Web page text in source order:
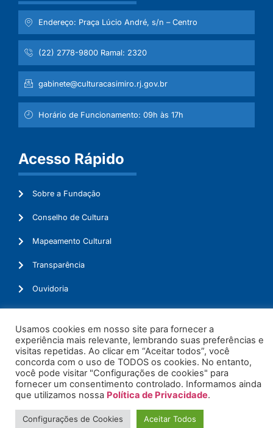
Endereço: Praça Lúcio André, s/n – Centro
(22) 2778-9800 Ramal: 2320
gabinete@culturacasimiro.rj.gov.br
Horário de Funcionamento: 09h às 17h
Acesso Rápido
Sobre a Fundação
Conselho de Cultura
Mapeamento Cultural
Transparência
Ouvidoria
© 2026. Todos os Direitos Reservados.
Usamos cookies em nosso site para fornecer a
experiência mais relevante, lembrando suas preferências e
visitas repetidas. Ao clicar em “Aceitar todos”, você
concorda com o uso de TODOS os cookies. No entanto,
você pode visitar "Configurações de cookies" para
fornecer um consentimento controlado. Informamos ainda
que utilizamos nossa Política de Privacidade.
Configurações de Cookies Aceitar Todos